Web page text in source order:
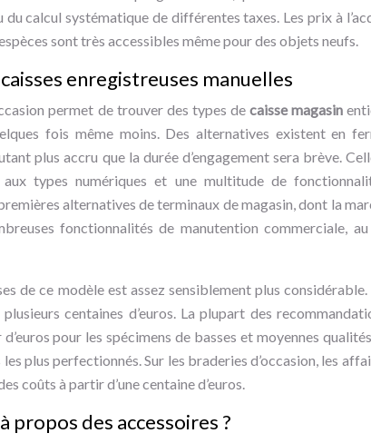
du calcul systématique de différentes taxes. Les prix à
sont très accessibles même pour des objets neufs.
enregistreuses manuelles
permet de trouver des types decaisse magasin
fois même moins. Des alternatives existent en
plus accru que la durée d’engagement sera brève.
aux types numériques et une multitude de
alternatives de terminaux de magasin, dont la
fonctionnalités de manutention commerciale,
de ce modèle est assez sensiblement plus
centaines d’euros. La plupart des
pour les spécimens de basses et moyennes
plus perfectionnés. Sur les braderies d’occasion, les
coûts à partir d’une centaine d’euros.
propos des accessoires ?